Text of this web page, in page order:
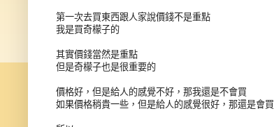
第一次去買東西跟人家說價錢不是重點
我是買奇檬子的
其實價錢當然是重點
但是奇檬子也是很重要的
價格好，但是給人的感覺不好，那我還是不會買
如果價格稍貴一些，但是給人的感覺很好，那還是會買